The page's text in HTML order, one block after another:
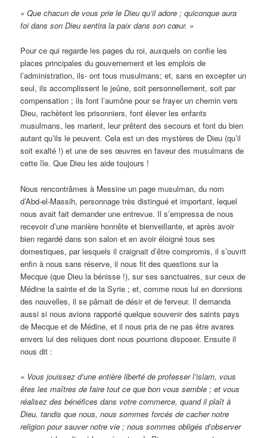
« Que chacun de vous prie le Dieu qu’il adore ; quiconque aura
foi dans son Dieu sentira la paix dans son cœur. »
Pour ce qui regarde les pages du roi, auxquels on confie les
places principales du gouvernement et les emplois de
l’administration, ils- ont tous musulmans; et, sans en excepter un
seul, ils accomplissent le jeûne, soit personnellement, soit par
compensation ; ils font l’aumône pour se frayer un chemin vers
Dieu, rachètent les prisonniers, font élever les enfants
musulmans, les marient, leur prêtent des secours et font du bien
autant qu’ils le peuvent. Cela est un des mystères de Dieu (qu’il
soit exalté !) et une de ses œuvres en faveur des musulmans de
cette île. Que Dieu les aide toujours !
Nous rencontrâmes à Messine un page musulman, du nom
d’Abd-el-Massih, personnage très distingué et important, lequel
nous avait fait demander une entrevue. Il s’empressa de nous
recevoir d’une manière honnête et bienveillante, et après avoir
bien regardé dans son salon et en avoir éloigné tous ses
domestiques, par lesquels il craignait d’être compromis, il s’ouvrit
enfin à nous sans réserve, il nous fit des questions sur la
Mecque (que Dieu la bénisse !), sur ses sanctuaires, sur ceux de
Médine la sainte et de la Syrie ; et, comme nous lui en donnions
des nouvelles, il se pâmait de désir et de ferveur. Il demanda
aussi si nous avions rapporté quelque souvenir des saints pays
de Mecque et de Médine, et il nous pria de ne pas être avares
envers lui des reliques dont nous pourrions disposer. Ensuite il
nous dit :
« Vous jouissez d’une entière liberté de professer l’islam, vous
êtes les maîtres de faire tout ce que bon vous semble ; et vous
réalisez des bénéfices dans votre commerce, quand il plaît à
Dieu, tandis que nous, nous sommes forcés de cacher notre
religion pour sauver notre vie ; nous sommes obligés d’observer